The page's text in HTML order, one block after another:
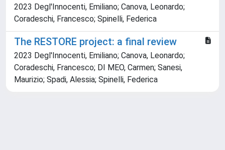
2023 Degl'Innocenti, Emiliano; Canova, Leonardo;
Coradeschi, Francesco; Spinelli, Federica
The RESTORE project: a final review
2023 Degl'Innocenti, Emiliano; Canova, Leonardo;
Coradeschi, Francesco; DI MEO, Carmen; Sanesi,
Maurizio; Spadi, Alessia; Spinelli, Federica